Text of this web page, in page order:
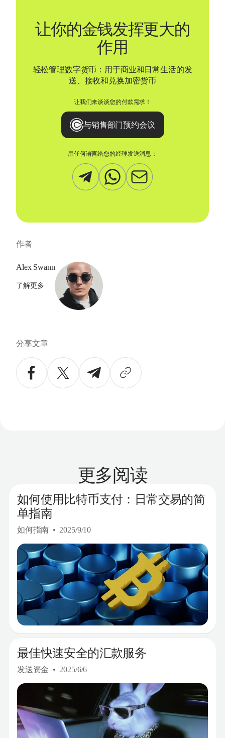
让你的金钱发挥更大的
作用
轻松管理数字货币：用于商业和日常生活的发
送、接收和兑换加密货币
让我们来谈谈您的付款需求！
与销售部门预约会议
用任何语言给您的经理发送消息：
作者
Alex Swann
了解更多
分享文章
更多阅读
如何使用比特币支付：日常交易的简
单指南
如何指南 2025/9/10
最佳快速安全的汇款服务
发送资金 2025/6/6